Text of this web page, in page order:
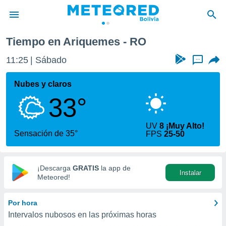
de
ha
calidad.
a este
las
y
digital
basada
Tiempo en Ariquemes - RO
11:25 Sábado ...
Nubes y claros
33°
Sensación de 35°
UV8 ¡Muy Alto!
FPS25-50
¡Descarga GRATIS la app de
Meteored!
Instalar
Por hora
Intervalos nubosos en las próximas horas